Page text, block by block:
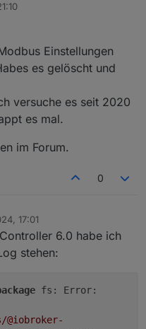
Holding Register des
Power (R/
Temp1 (R)
Status (R)
Boost
Actual Time
Actual Time
tempchip
den Modbus
Einstellungen
es gelöscht und
versuche es seit 2020
es mal.
im Forum.
0
17:01
6.0 habe ich
stehen:
fs: Error:
@iobroker-